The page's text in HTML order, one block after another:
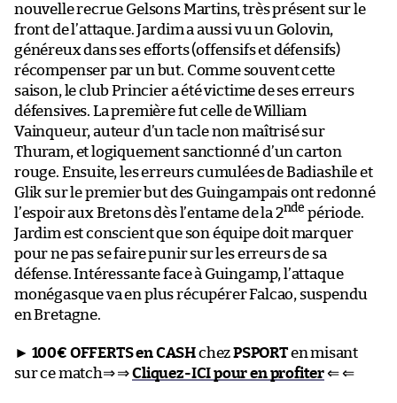
nouvelle recrue Gelsons Martins, très présent sur le
front de l’attaque. Jardim a aussi vu un Golovin,
généreux dans ses efforts (offensifs et défensifs)
récompenser par un but. Comme souvent cette
saison, le club Princier a été victime de ses erreurs
défensives. La première fut celle de William
Vainqueur, auteur d’un tacle non maîtrisé sur
Thuram, et logiquement sanctionné d’un carton
rouge. Ensuite, les erreurs cumulées de Badiashile et
Glik sur le premier but des Guingampais ont redonné
l’espoir aux Bretons dès l’entame de la 2nde période.
Jardim est conscient que son équipe doit marquer
pour ne pas se faire punir sur les erreurs de sa
défense. Intéressante face à Guingamp, l’attaque
monégasque va en plus récupérer Falcao, suspendu
en Bretagne.
► 100€ OFFERTS en CASHchezPSPORTen misant
sur ce match⇒ ⇒Cliquez-ICI pour en profiter⇐ ⇐